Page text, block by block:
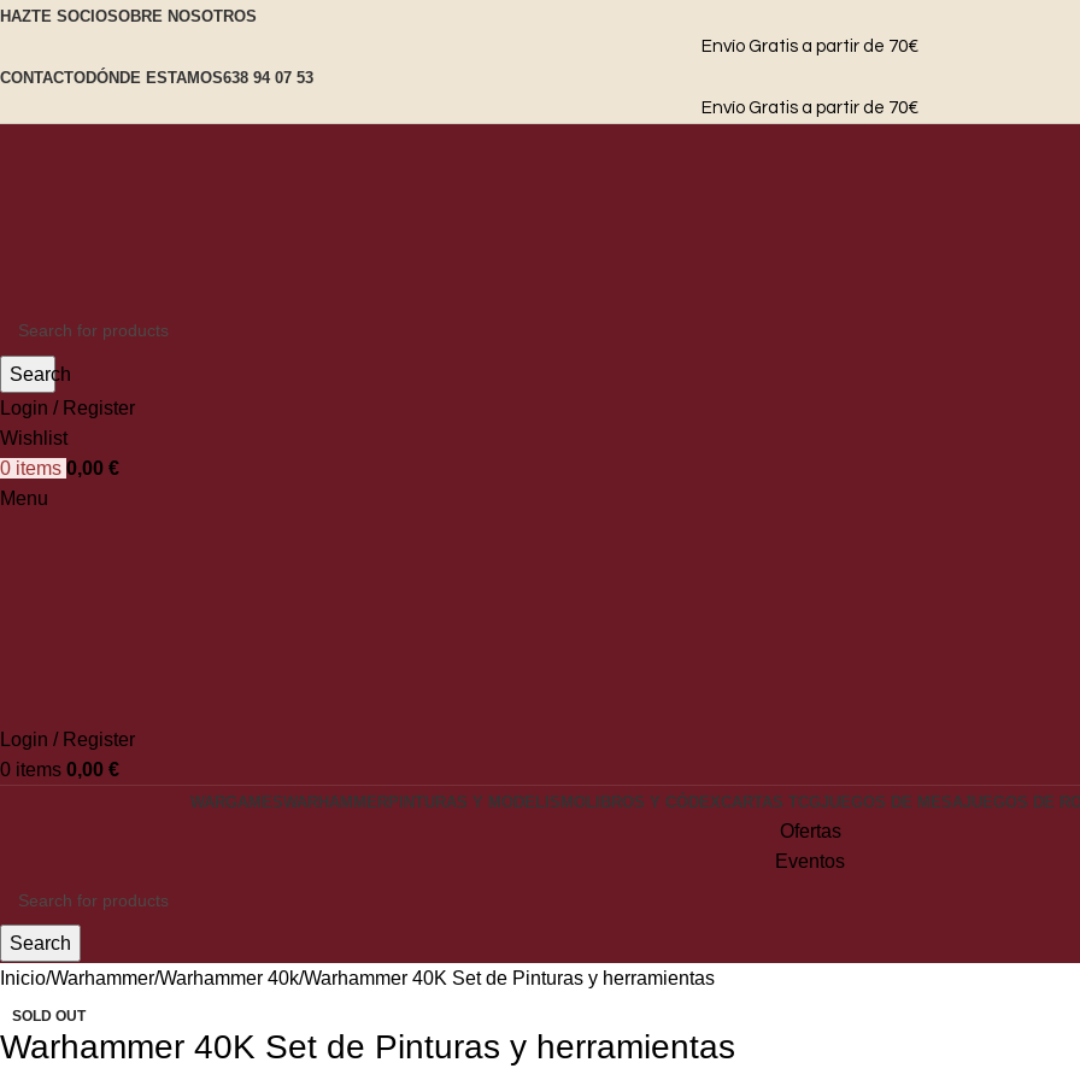
HAZTE SOCIOSOBRE NOSOTROS
Envío Gratis a partir de 70€
CONTACTODÓNDE ESTAMOS638 94 07 53
Envío Gratis a partir de 70€
Search
Login / Register
Wishlist
0 items 0,00 €
Menu
Login / Register
0 items 0,00 €
WARGAMESWARHAMMER PINTURAS Y MODELISMO LIBROS Y CÓDEXCARTAS TCGJUEGOS DE MESAJUEGOS DE
Ofertas
Eventos
Search
Inicio Warhammer Warhammer 40k Warhammer 40K Set de Pinturas y herramientas
SOLD OUT
Warhammer 40K Set de Pinturas y herramientas